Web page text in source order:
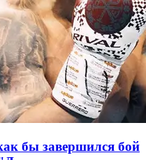
бы завершился бой